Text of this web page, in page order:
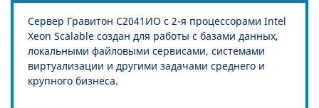
Сервер Гравитон С2041ИО с 2-я процессорами Intel
Xeon Scalable создан для работы с базами данных,
локальными файловыми сервисами, системами
виртуализации и другими задачами среднего и
крупного бизнеса.